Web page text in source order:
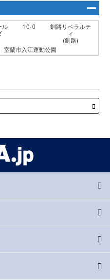
ル
10-0
釧路リベラルテ
ィ
(釧路)
室蘭市入江運動公園